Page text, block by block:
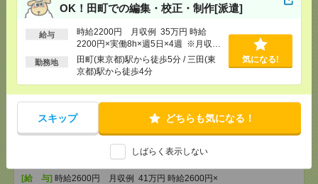
OK！田町での編集・校正・制作[派遣]
給与
時給2200円 月収例 35万円 時給
2200円×実働8h×週5日×4週 ※月収例
を保証するものではありません。※給
与即受取りサービス利用可（利用条件
勤務地
田町(東京都)駅から徒歩5分 / 三田(東
京都)駅から徒歩4分
気になる!
スキップ どちらも気になる！
しばらく表示しない
[給 与] 時給2170円 月収例 34万円 時給2170円×
りません。※給与即受取りサービス利用可（利用条
[交通費]1ヶ月3万円を上限として実費支給
30万円～
気になる！
完全在宅＊時給2600円！ライブ配信アプリ会社でク
リエイティブ制作進行管理[派遣]
[給 与] 時給2600円 月収例 41万円 時給2600円×